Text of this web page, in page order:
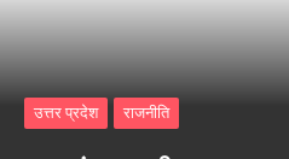
उत्तर प्रदेश राजनीति